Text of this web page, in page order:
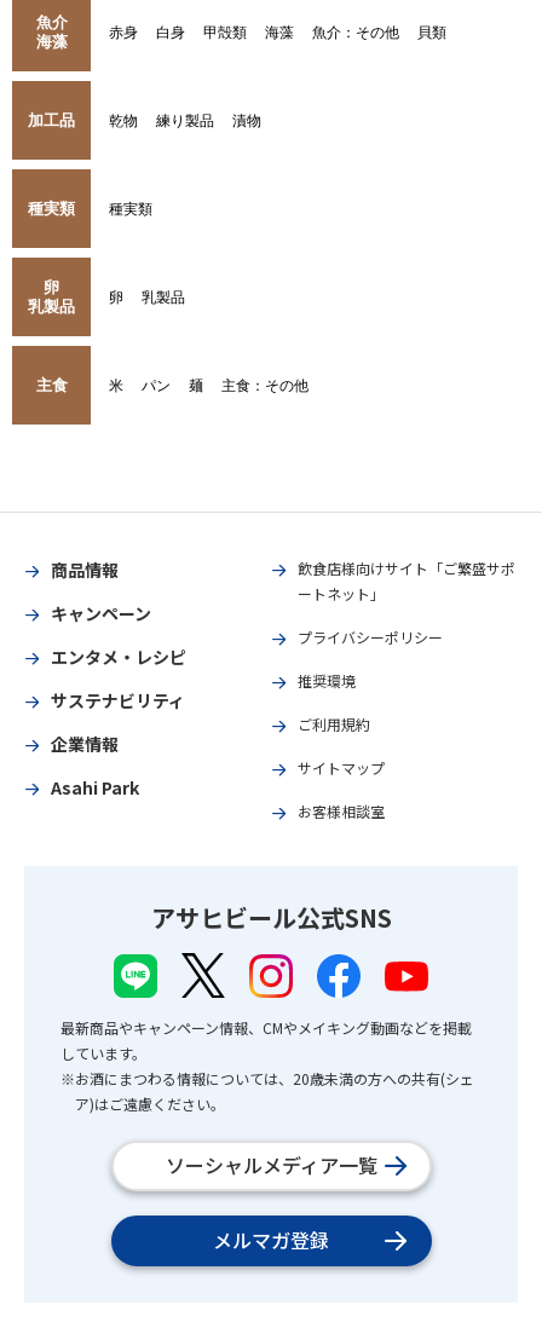
魚介
海藻
赤身 白身 甲殻類 海藻 魚介：その他 貝類
加工品 乾物 練り製品 漬物
種実類 種実類
卵
乳製品
卵 乳製品
主食 米 パン 麺 主食：その他
商品情報
キャンペーン
エンタメ・レシピ
サステナビリティ
企業情報
Asahi Park
飲食店様向けサイト「ご繁盛サポ
ートネット」
プライバシーポリシー
推奨環境
ご利用規約
サイトマップ
お客様相談室
アサヒビール公式SNS
最新商品やキャンペーン情報、CMやメイキング動画などを掲載
しています。
※お酒にまつわる情報については、20歳未満の方への共有(シェ
ア)はご遠慮ください。
ソーシャルメディア一覧
メルマガ登録